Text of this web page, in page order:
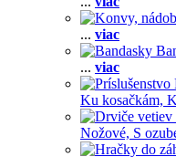
... viac
... viac
Ku kosačkám,
Nožové, S